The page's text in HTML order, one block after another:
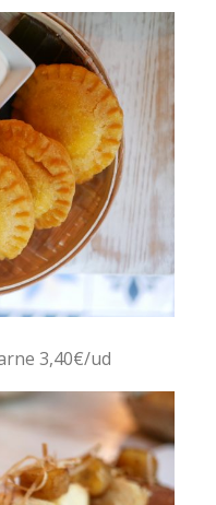
3,40€/ud